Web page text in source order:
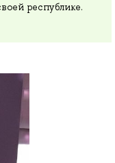
республике.